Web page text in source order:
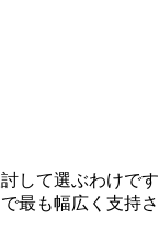
して選ぶわけです
最も幅広く支持さ